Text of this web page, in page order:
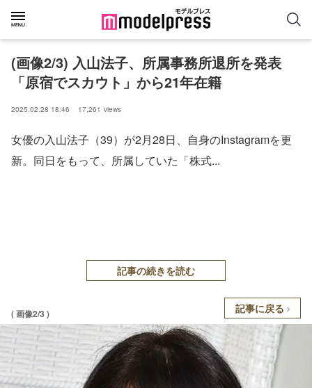
(画像2/3) 入山法子、所属事務所退所を発表
「原宿でスカウト」から21年在籍
2025.02.28 18:46 17,261 views
女優の入山法子（39）が2月28日、自身のInstagramを更
新。同日をもって、所属していた「株式...
記事の続きを読む
( 画像2/3 ) 記事に戻る